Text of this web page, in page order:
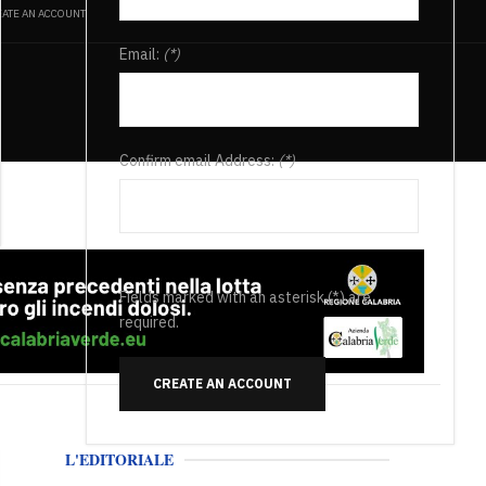
AN ACCOUNT
Email: (*)
Confirm email Address:(*)
Fields marked with an asterisk (*) are
required.
CREATE AN ACCOUNT
L'EDITORIALE